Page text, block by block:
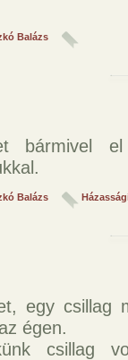
Balázs
bármivel
Balázs
egy csillag
égen.
csillag